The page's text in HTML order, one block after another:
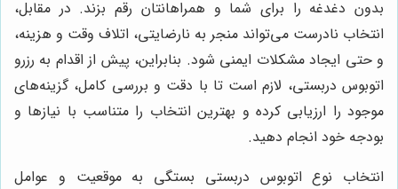
بدون دغدغه را برای شما و همراهانتان رقم بزند. در مقابل،
انتخاب نادرست می‌تواند منجر به نارضایتی، اتلاف وقت و هزینه،
و حتی ایجاد مشکلات ایمنی شود. بنابراین، پیش از اقدام به رزرو
اتوبوس دربستی، لازم است تا با دقت و بررسی کامل، گزینه‌های
موجود را ارزیابی کرده و بهترین انتخاب را متناسب با نیازها و
بودجه خود انجام دهید.
انتخاب نوع اتوبوس دربستی بستگی به موقعیت و عوامل